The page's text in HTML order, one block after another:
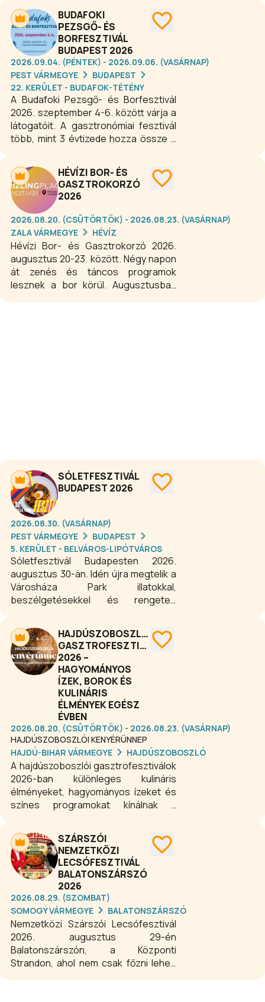
bor-, gasztro családi fesztiválja! A
rendezvényen idén nyáron is színes
programkavalkáddal, több tucat
koncerttel, vásárral, kézműves
udvarral, gasztronómiai
különlegességekkel, egészség
szigettel, gyermekfesztivállal és az
ország jeles borvidékeinek boraival
várják a látogatókat.
BUDAFOKI
PEZSGŐ- ÉS
BORFESZTIVÁL
BUDAPEST 2026
2026.09.04. (PÉNTEK) - 2026.09.06. (VASÁRNAP)
PEST VÁRMEGYE
BUDAPEST
22. KERÜLET - BUDAFOK-TÉTÉNY
A Budafoki Pezsgő- és Borfesztivál
2026. szeptember 4-6. között várja a
látogatóit. A gasztronómiai fesztivál
több, mint 3 évtizede hozza össze a
gasztronómiát, a kultúrát és a jó
hangulatú koncerteket kedvelőket
Budafok varázslatos utcáin, terein. A
fesztivál célja, hogy barátságos
környezetben, változatos szabadtéri
programokkal adjon gondtalan
kikapcsolódást felnőtteknek és
gyerekeknek egyaránt.
HÉVÍZI BOR- ÉS
GASZTROKORZÓ
2026
2026.08.20. (CSÜTÖRTÖK) - 2026.08.23. (VASÁRNAP)
ZALA VÁRMEGYE
HÉVÍZ
Hévízi Bor- és Gasztrokorzó 2026.
augusztus 20-23. között. Négy napon
át zenés és táncos programok
lesznek a bor körül. Augusztusban
SÓLETFESZTIVÁL
BUDAPEST 2026
2026.08.30. (VASÁRNAP)
PEST VÁRMEGYE
BUDAPEST
5. KERÜLET - BELVÁROS-LIPÓTVÁROS
Sóletfesztivál Budapesten 2026.
augusztus 30-án. Idén újra megtelik a
Városháza Park illatokkal,
beszélgetésekkel és rengeteg
ikonikus étele, lassan megfőzött bab,
árpa és füstölt hús különleges
keveréke, amely a tradíciók szerint
szombatra készül. A Sóletfesztivál a
Zsinagógák Hetének nagyszabású
gasztroprogramja, amelyen évről
évre sok ezer adag sóletet
vonultatunk fel, ám sosem ugyanúgy,
sosem ugyanazt.
HAJDÚSZOBOSZLÓI
GASZTROFESZTIVÁLOK
2026 –
HAGYOMÁNYOS
ÍZEK, BOROK ÉS
KULINÁRIS
ÉLMÉNYEK EGÉSZ
ÉVBEN
2026.08.20. (CSÜTÖRTÖK) - 2026.08.23. (VASÁRNAP)
HAJDÚSZOBOSZLÓI KENYÉRÜNNEP
HAJDÚ-BIHAR VÁRMEGYE
HAJDÚSZOBOSZLÓ
A hajdúszoboszlói gasztrofesztiválok
2026-ban különleges kulináris
élményeket, hagyományos ízeket és
színes programokat kínálnak a
a minőségi borok, helyi és magyaros
ételek, kézműves finomságok,
valamint családi és kulturális
programok találkoznak, így minden
korosztály számára tartalmas
kikapcsolódást nyújtanak. Fedezze fel
Hajdúszoboszló gasztronómiai
fesztiváljait, ahol a jó hangulat, az ízek
és a közösségi élmények
felejthetetlen nyári és őszi programot
teremtenek!
SZÁRSZÓI
NEMZETKÖZI
LECSÓFESZTIVÁL
BALATONSZÁRSZÓ
2026
2026.08.29. (SZOMBAT)
SOMOGY VÁRMEGYE
BALATONSZÁRSZÓ
Nemzetközi Szárszói Lecsófesztivál
2026. augusztus 29-én
Balatonszárszón, a Központi
Strandon, ahol nem csak főzni lehet,